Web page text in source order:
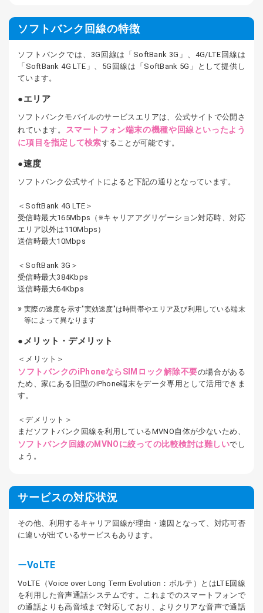
ソフトバンク回線の特徴
ソフトバンクでは、3G回線は「SoftBank 3G」、4G/LTE回線は
「SoftBank 4G LTE」、5G回線は「SoftBank 5G」として提供し
ています。
エリア
ソフトバンクモバイルのサービスエリアは、公式サイトで公開さ
れています。 スマートフォン端末の機種や回線といったよう
に項目を指定して検索することが可能です。
速度
ソフトバンク公式サイトによると下記の通りとなっています。
＜SoftBank 4G LTE＞
受信時最大165Mbps（※キャリアアグリゲーション対応時、対応
エリア以外は110Mbps）
送信時最大10Mbps
＜SoftBank 3G＞
受信時最大384Kbps
送信時最大64Kbps
実際の速度を示す"実効速度"は時間帯やエリア及び利用している端末
等によって異なります
メリット・デメリット
＜メリット＞
ソフトバンクのiPhoneならSIMロック解除不要の場合がある
ため、家にある旧型のiPhone端末をデータ専用として活用できま
す。
＜デメリット＞
まだソフトバンク回線を利用しているMVNO自体が少ないため、
ソフトバンク回線のMVNOに絞っての比較検討は難しいでし
ょう。
サービスの対応状況
その他、利用するキャリア回線が理由・遠因となって、対応可否
に違いが出ているサービスもあります。
VoLTE
VoLTE（Voice over Long Term Evolution：ボルテ）とはLTE回線
を利用した音声通話システムです。これまでのスマートフォンで
の通話よりも高音域まで対応しており、よりクリアな音声で通話